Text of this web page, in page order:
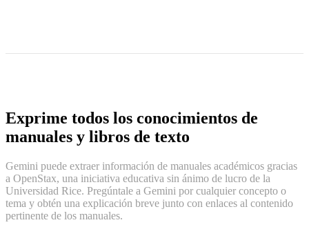
Exprime todos los conocimientos de
manuales y libros de texto
Gemini puede extraer información de manuales académicos gracias
a OpenStax, una iniciativa educativa sin ánimo de lucro de la
Universidad Rice. Pregúntale a Gemini por cualquier concepto o
tema y obtén una explicación breve junto con enlaces al contenido
pertinente de los manuales.